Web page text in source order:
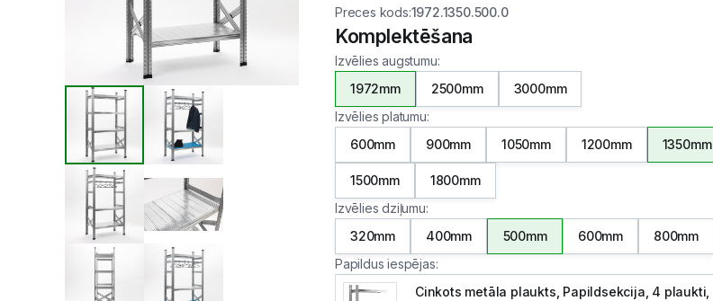
Preces kods:1972.1350.500.0
Komplektēšana
Izvēlies augstumu:
1972mm
2500mm
3000mm
Izvēlies platumu:
600mm
900mm 1050mm 1200mm 1350mm
1500mm
1800mm
Izvēlies dziļumu:
320mm
400mm 500mm 600mm
800mm
Papildus iespējas:
Cinkots metāla plaukts, Papildsekcija, 4 plaukti,